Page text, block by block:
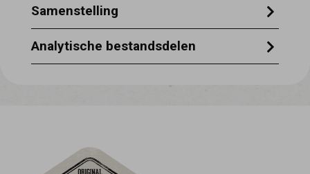
Samenstelling
100% runderhuid
Analytische bestandsdelen